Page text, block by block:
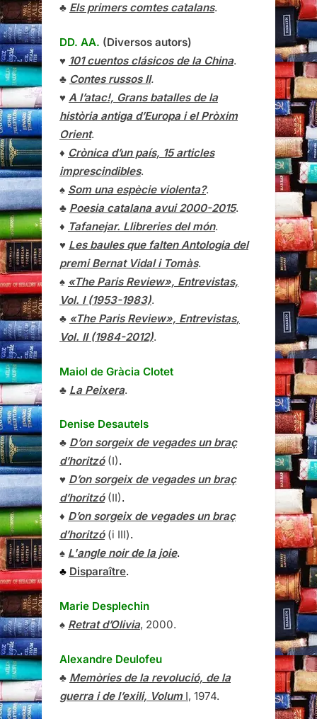
♣ Els primers comtes catalans.
DD. AA. (Diversos autors)
♥ 101 cuentos clásicos de la China.
♣ Contes russos II.
♥ A l’atac!, Grans batalles de la
història antiga d’Europa i el Pròxim
Orient.
♦ Crònica d’un país, 15 articles
imprescindibles.
♠ Som una espècie violenta?.
♣ Poesia catalana avui 2000-2015.
♦ Tafanejar. Llibreries del món.
♥ Les baules que falten Antologia del
premi Bernat Vidal i Tomàs.
♠ «The Paris Review», Entrevistas,
Vol. I (1953-1983).
♣ «The Paris Review», Entrevistas,
Vol. II (1984-2012).
Maiol de Gràcia Clotet
♣ La Peixera.
Denise Desautels
♣ D’on sorgeix de vegades un braç
d’horitzó(I).
♥ D’on sorgeix de vegades un braç
d’horitzó(II).
♦ D’on sorgeix de vegades un braç
d’horitzó(i III).
♠ L'angle noir de la joie.
♣ Disparaître.
Marie Desplechin
♠ Retrat d’Olivia, 2000.
Alexandre Deulofeu
♣ Memòries de la revolució, de la
guerra i de l’exili, Volum I, 1974.